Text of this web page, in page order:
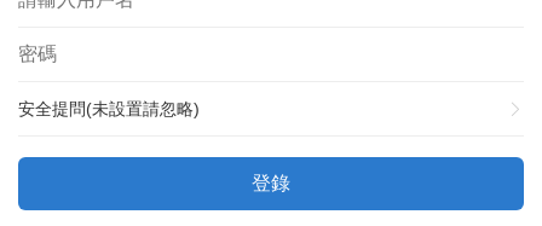
安全提問(未設置請忽略)
登錄